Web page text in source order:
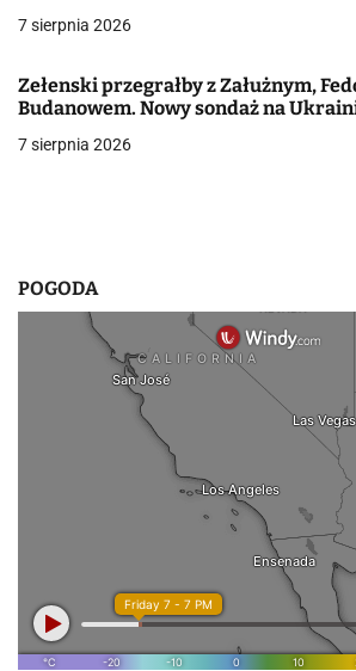
p
s
u
7 sierpnia 2026
Zełenski przegrałby z Załużnym,
Budanowem. Nowy sondaż na
7 sierpnia 2026
POGODA